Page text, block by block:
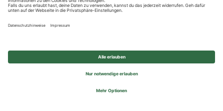
© 2026 REWE Group - All rights reserved